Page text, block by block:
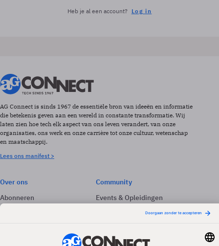
Heb je al een account? Log in
AG Connect is sinds 1967 de essentiële bron van ideeën en informatie
die betekenis geven aan een wereld in constante transformatie. Wij
laten zien hoe tech elk aspect van ons leven verandert, van onze
organisaties, ons werk en onze carrière tot onze cultuur, wetenschap
en maatschappij.
Lees ons manifest >
Over ons
Abonneren
Adverteren
Community
Events & Opleidingen